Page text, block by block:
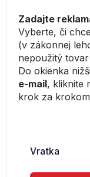
Zadajte
Vyberte, či
(v zákonnej
nepoužitý
Do okienka
e-mail, kliknite
krok za